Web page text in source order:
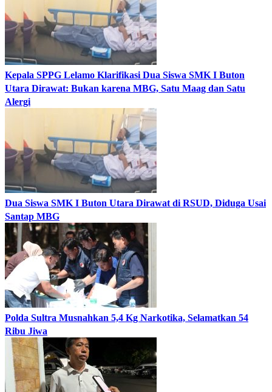
Kepala SPPG Lelamo Klarifikasi Dua Siswa SMK I Buton
Utara Dirawat: Bukan karena MBG, Satu Maag dan Satu
Alergi
Dua Siswa SMK I Buton Utara Dirawat di RSUD, Diduga Usai
Santap MBG
Polda Sultra Musnahkan 5,4 Kg Narkotika, Selamatkan 54
Ribu Jiwa